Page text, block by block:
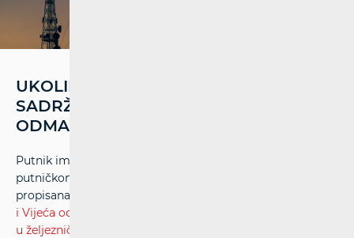
UKOLIKO ZAHTJEV PUTNIKA NE
SADRŽI BITNE ELEMENTE, HOĆE LI BITI
ODMAH ODBAČEN?
Putnik ima pravo podnijeti pisani prigovor željezničkom
putničkom prijevozniku radi zaštite svojih prava koja su
propisana
i Vijeća od 29. travnja 2021 o pravima i obvezama putnika
u željezničkom prijevozu